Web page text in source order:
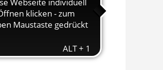
BR 55